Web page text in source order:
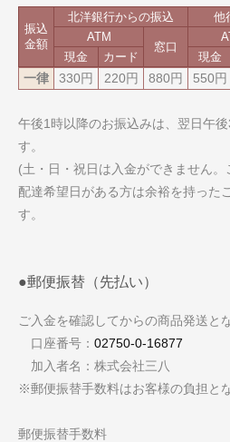
振込
金額
北洋銀行からの振込
他
ATM
窓口
現金 カード 現金
一律 330円 220円 880円 550円
午後1時以降のお振込みは、翌日午
す。
(土・日・祝日は入金ができません。
配達希望日がある方は余裕を持った
す。
●郵便振替（先払い）
ご入金を確認してからの商品発送と
口座番号： 02750-0-16877
加入者名：株式会社三八
※郵便振替手数料はお客様の負担と
郵便振替手数料